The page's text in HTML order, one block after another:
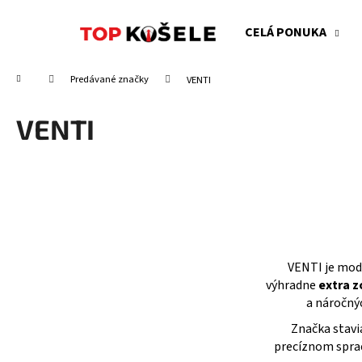
CELÁ PONUKA
Domov Predávané značky VENTI
VENTI
VENTI je
výhradne extra
a
Značka
precíznom